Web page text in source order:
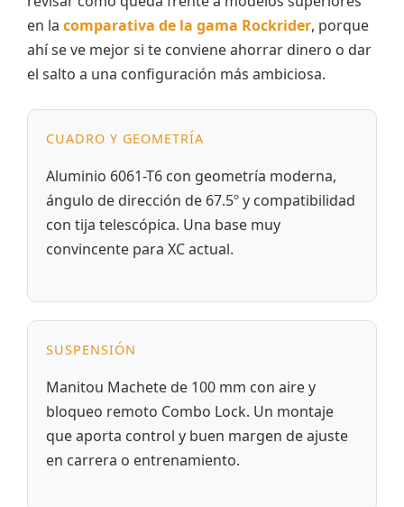
en la comparativa de la gama Rockrider, porque
ahí se ve mejor si te conviene ahorrar dinero o dar
el salto a una configuración más ambiciosa.
CUADRO Y GEOMETRÍA
Aluminio 6061-T6 con geometría moderna,
ángulo de dirección de 67.5º y compatibilidad
con tija telescópica. Una base muy
convincente para XC actual.
SUSPENSIÓN
Manitou Machete de 100 mm con aire y
bloqueo remoto Combo Lock. Un montaje
que aporta control y buen margen de ajuste
en carrera o entrenamiento.